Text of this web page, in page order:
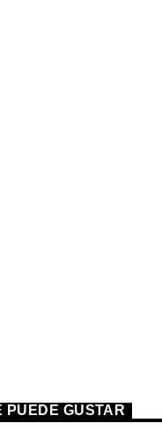
PUEDE GUSTAR